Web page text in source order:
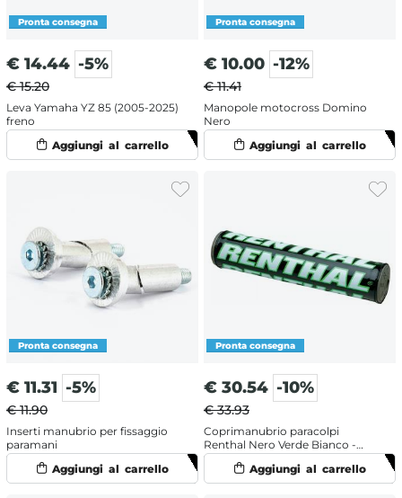
€ 14.44 -5%
€ 15.20
Leva Yamaha YZ 85 (2005-2025)
freno
€ 10.00 -12%
€ 11.41
Manopole motocross Domino
Nero
€ 11.31 -5%
€ 11.90
Inserti manubrio per fissaggio
paramani
€ 30.54 -10%
€ 33.93
Coprimanubrio paracolpi
Renthal Nero Verde Bianco -
manubrio con traversino